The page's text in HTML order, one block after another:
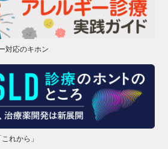
対応のキホン
れから」